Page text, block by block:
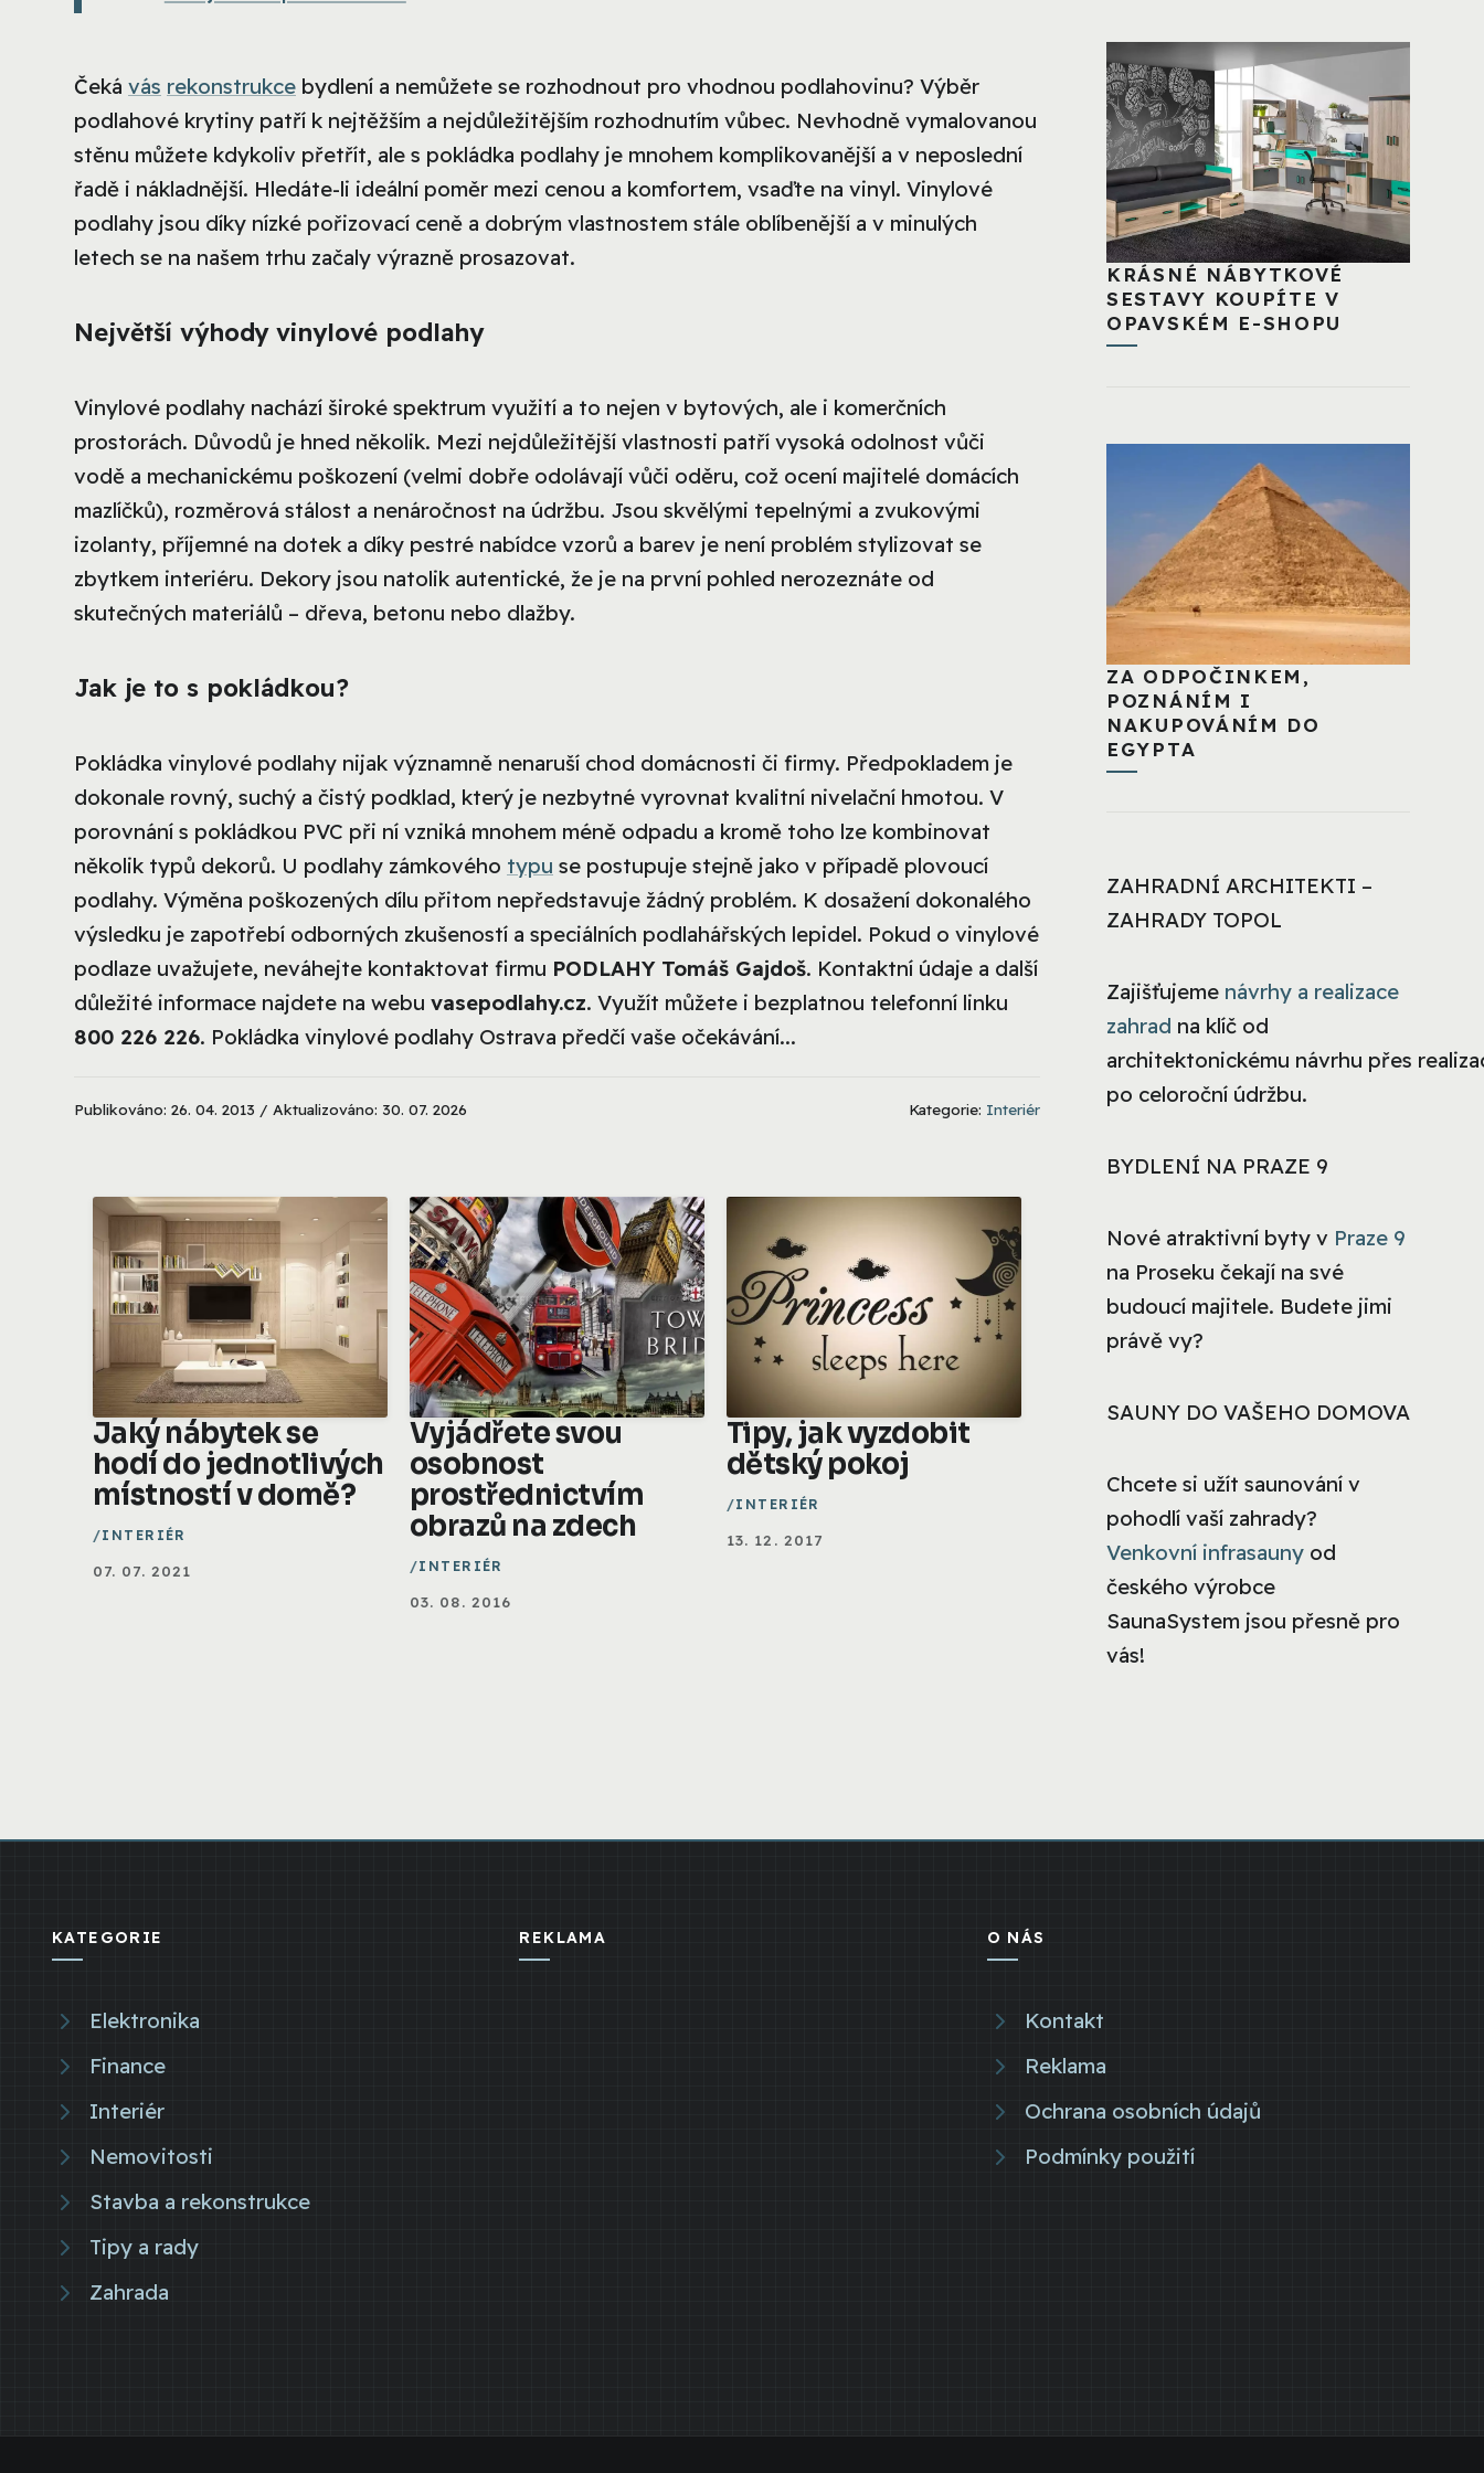
Čeká vás rekonstrukce bydlení a nemůžete se rozhodnout pro vhodnou podlahovinu? Výběr
podlahové krytiny patří k nejtěžším a nejdůležitějším rozhodnutím vůbec. Nevhodně vymalovanou
stěnu můžete kdykoliv přetřít, ale s pokládka podlahy je mnohem komplikovanější a v neposlední
řadě i nákladnější. Hledáte-li ideální poměr mezi cenou a komfortem, vsaďte na vinyl. Vinylové
podlahy jsou díky nízké pořizovací ceně a dobrým vlastnostem stále oblíbenější a v minulých
letech se na našem trhu začaly výrazně prosazovat.
Největší výhody vinylové podlahy
Vinylové podlahy nachází široké spektrum využití a to nejen v bytových, ale i komerčních
prostorách. Důvodů je hned několik. Mezi nejdůležitější vlastnosti patří vysoká odolnost vůči
vodě a mechanickému poškození (velmi dobře odolávají vůči oděru, což ocení majitelé domácích
mazlíčků), rozměrová stálost a nenáročnost na údržbu. Jsou skvělými tepelnými a zvukovými
izolanty, příjemné na dotek a díky pestré nabídce vzorů a barev je není problém stylizovat se
zbytkem interiéru. Dekory jsou natolik autentické, že je na první pohled nerozeznáte od
skutečných materiálů – dřeva, betonu nebo dlažby.
Jak je to s pokládkou?
Pokládka vinylové podlahy nijak významně nenaruší chod domácnosti či firmy. Předpokladem je
dokonale rovný, suchý a čistý podklad, který je nezbytné vyrovnat kvalitní nivelační hmotou. V
porovnání s pokládkou PVC při ní vzniká mnohem méně odpadu a kromě toho lze kombinovat
několik typů dekorů. U podlahy zámkového typu se postupuje stejně jako v případě plovoucí
podlahy. Výměna poškozených dílu přitom nepředstavuje žádný problém. K dosažení dokonalého
výsledku je zapotřebí odborných zkušeností a speciálních podlahářských lepidel. Pokud o vinylové
podlaze uvažujete, neváhejte kontaktovat firmu PODLAHY Tomáš Gajdoš. Kontaktní údaje a další
důležité informace najdete na webu vasepodlahy.cz. Využít můžete i bezplatnou telefonní linku
800 226 226. Pokládka vinylové podlahy Ostrava předčí vaše očekávání...
Publikováno: 26. 04. 2013 / Aktualizováno: 30. 07. 2026 Kategorie: Interiér
Jaký nábytek se
hodí do jednotlivých
místností v domě?
INTERIÉR
07. 07. 2021
Vyjádřete svou
osobnost
prostřednictvím
obrazů na zdech
INTERIÉR
03. 08. 2016
Tipy, jak vyzdobit
dětský pokoj
INTERIÉR
13. 12. 2017
KRÁSNÉ NÁBYTKOVÉ
SESTAVY KOUPÍTE V
OPAVSKÉM E-SHOPU
ZA ODPOČINKEM,
POZNÁNÍM I
NAKUPOVÁNÍM DO
EGYPTA
ZAHRADNÍ ARCHITEKTI –
ZAHRADY TOPOL
Zajišťujeme návrhy a realizace
zahrad na klíč od
architektonickému návrhu přes
po celoroční údržbu.
BYDLENÍ NA PRAZE 9
Nové atraktivní byty v Praze 9
na Proseku čekají na své
budoucí majitele. Budete jimi
právě vy?
SAUNY DO VAŠEHO DOMOVA
Chcete si užít saunování v
pohodlí vaší zahrady?
Venkovní infrasauny od
českého výrobce
SaunaSystem jsou přesně pro
vás!
KATEGORIE
Elektronika
Finance
Interiér
Nemovitosti
Stavba a rekonstrukce
Tipy a rady
Zahrada
REKLAMA O NÁS
Kontakt
Reklama
Ochrana osobních údajů
Podmínky použití